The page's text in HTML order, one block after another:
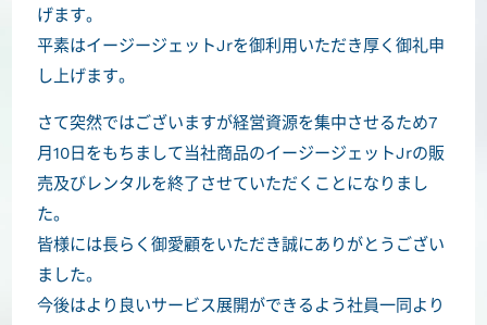
げます。
平素はイージージェットJrを御利用いただき厚く御礼申
し上げます。
さて突然ではございますが経営資源を集中させるため7
月10日をもちまして当社商品のイージージェットJrの販
売及びレンタルを終了させていただくことになりまし
た。
皆様には長らく御愛顧をいただき誠にありがとうござい
ました。
今後はより良いサービス展開ができるよう社員一同より